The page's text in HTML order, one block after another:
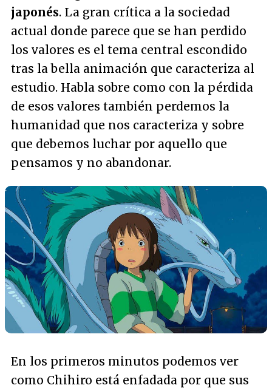
japonés. La gran crítica a la sociedad
actual donde parece que se han perdido
los valores es el tema central escondido
tras la bella animación que caracteriza al
estudio. Habla sobre como con la pérdida
de esos valores también perdemos la
humanidad que nos caracteriza y sobre
que debemos luchar por aquello que
pensamos y no abandonar.
En los primeros minutos podemos ver
como Chihiro está enfadada por que sus